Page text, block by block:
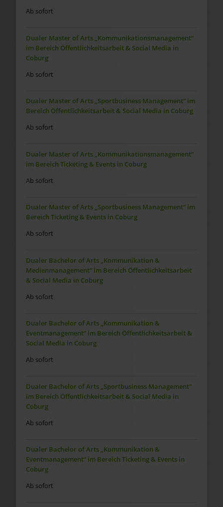
Ab sofort
Dualer Master of Arts „Kommunikationsmanagement“
im Bereich Öffentlichkeitsarbeit & Social Media in
Coburg
Ab sofort
Dualer Master of Arts „Sportbusiness Management“ im
Bereich Öffentlichkeitsarbeit & Social Media in Coburg
Ab sofort
Dualer Master of Arts „Kommunikationsmanagement“
im Bereich Ticketing & Events in Coburg
Ab sofort
Dualer Master of Arts „Sportbusiness Management“ im
Bereich Ticketing & Events in Coburg
Ab sofort
Dualer Bachelor of Arts „Kommunikation &
Medienmanagement“ im Bereich Öffentlichkeitsarbeit
& Social Media in Coburg
Ab sofort
Dualer Bachelor of Arts „Kommunikation &
Eventmanagement“ im Bereich Öffentlichkeitsarbeit &
Social Media in Coburg
Ab sofort
Dualer Bachelor of Arts „Sportbusiness Management“
im Bereich Öffentlichkeitsarbeit & Social Media in
Coburg
Ab sofort
Dualer Bachelor of Arts „Kommunikation &
Eventmanagement“ im Bereich Ticketing & Events in
Coburg
Ab sofort